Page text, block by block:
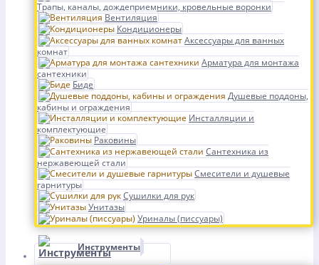
Трапы, каналы, дождеприемники, кровельные воронки
Вентиляция
Кондиционеры
Аксессуары для ванных
комнат
Арматура для монтажа
сантехники
Биде
Душевые поддоны,
кабины и ограждения
Инсталляции и
комплектующие
Раковины
Сантехника из
нержавеющей стали
Смесители и душевые
гарнитуры
Сушилки для рук
Унитазы
Уриналы (писсуары)
Инструменты